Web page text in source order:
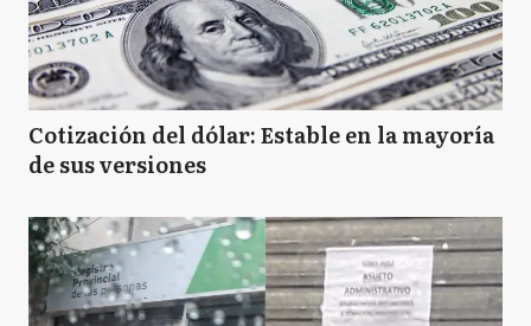
Cotización del dólar: Estable en la mayoría
de sus versiones